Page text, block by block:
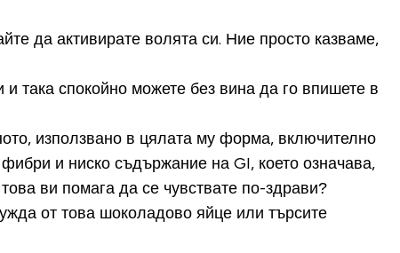
да активирате волята си. Ние просто казваме,
така спокойно можете без вина да го впишете в
използвано в цялата му форма, включително
и ниско съдържание на GI, което означава,
това ви помага да се чувствате по-здрави?
от това шоколадово яйце или търсите